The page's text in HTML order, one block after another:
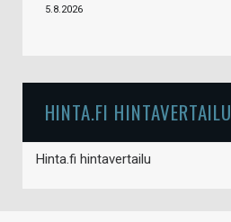
5.8.2026
HINTA.FI HINTAVERTAILU
Hinta.fi hintavertailu